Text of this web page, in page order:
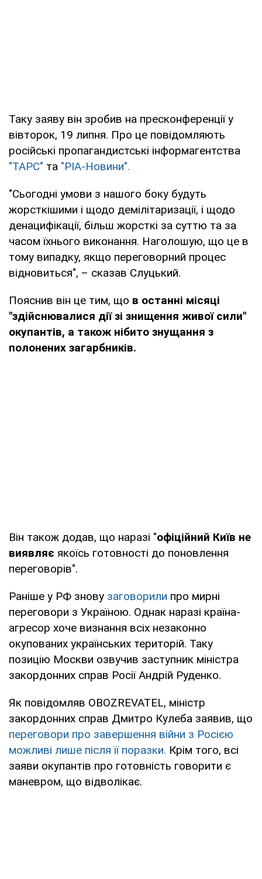
Таку заяву він зробив на пресконференції у
вівторок, 19 липня. Про це повідомляють
російські пропагандистські інформагентства
"ТАРС" та "РІА-Новини".
"Сьогодні умови з нашого боку будуть
жорсткішими і щодо демілітаризації, і щодо
денацифікації, більш жорсткі за суттю та за
часом їхнього виконання. Наголошую, що це в
тому випадку, якщо переговорний процес
відновиться", – сказав Слуцький.
Пояснив він це тим, що в останні місяці
"здійснювалися дії зі знищення живої сили"
окупантів, а також нібито знущання з
полонених загарбників.
Він також додав, що наразі "офіційний Київ не
виявляє якоїсь готовності до поновлення
переговорів".
Раніше у РФ знову заговорили про мирні
переговори з Україною. Однак наразі країна-
агресор хоче визнання всіх незаконно
окупованих українських територій. Таку
позицію Москви озвучив заступник міністра
закордонних справ Росії Андрій Руденко.
Як повідомляв OBOZREVATEL, міністр
закордонних справ Дмитро Кулеба заявив, що
переговори про завершення війни з Росією
можливі лише після її поразки. Крім того, всі
заяви окупантів про готовність говорити є
маневром, що відволікає.